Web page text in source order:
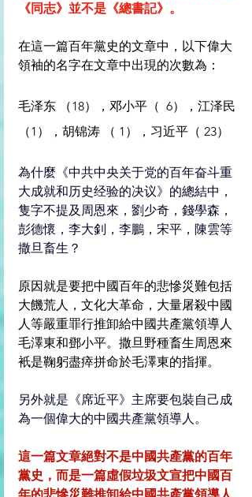
《同志》並不是《總書記》。
在這一篇百年黨史的文章中，以下偉大
領袖的名字在文章中出現的次數為：
毛泽东 （18），邓小平（  6），江泽民
（1），胡锦涛 （ 1），习近平（ 23）
為什麼《中共中央关于党的百年奋斗重
大成就和历史经验的决议》的總結中，
隻字不提及周恩來，劉少奇，錢學森，
彭德懷，李大釗，李鵬，宋平，陳雲等
撒旦畜生？
原因就是要把中國百年的悲慘災難包括
大饑荒人，文化大革命，大量屠殺中國
人等嚴重罪行推卸給中國共產黨領導人
毛澤東和鄧小平。 撒旦野種畜生周恩來
衹是鞠躬盡瘁拼命於毛澤東的指揮。
另外就是《席近平》主席要包裝自己成
為一個偉大的中國共產黨領導人。
這一篇文章絕對不是中國共產黨的百年
黨史，而是一篇虛假垃圾文宣把中國百